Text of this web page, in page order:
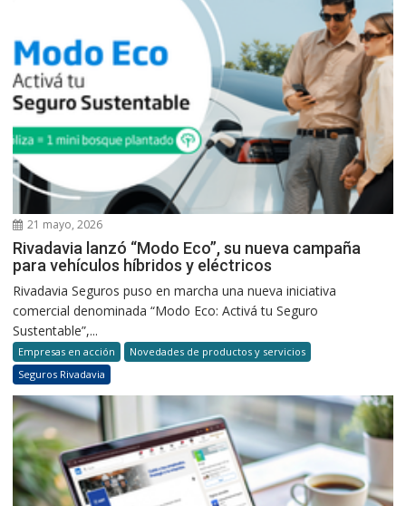
21 mayo, 2026
Rivadavia lanzó “Modo Eco”, su nueva campaña
para vehículos híbridos y eléctricos
Rivadavia Seguros puso en marcha una nueva iniciativa
comercial denominada “Modo Eco: Activá tu Seguro
Sustentable”,...
Empresas en acción
Novedades de productos y servicios
Seguros Rivadavia